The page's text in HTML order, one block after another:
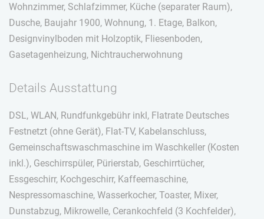
Wohnzimmer, Schlafzimmer, Küche (separater Raum),
Dusche, Baujahr 1900, Wohnung, 1. Etage, Balkon,
Designvinylboden mit Holzoptik, Fliesenboden,
Gasetagenheizung, Nichtraucherwohnung
Details Ausstattung
DSL, WLAN, Rundfunkgebühr inkl, Flatrate Deutsches
Festnetzt (ohne Gerät), Flat-TV, Kabelanschluss,
Gemeinschaftswaschmaschine im Waschkeller (Kosten
inkl.), Geschirrspüler, Pürierstab, Geschirrtücher,
Essgeschirr, Kochgeschirr, Kaffeemaschine,
Nespressomaschine, Wasserkocher, Toaster, Mixer,
Dunstabzug, Mikrowelle, Cerankochfeld (3 Kochfelder),